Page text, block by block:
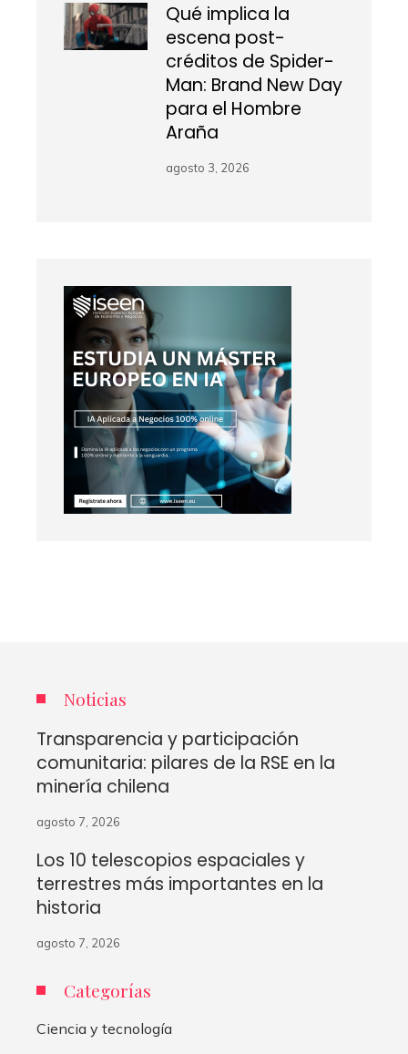
Qué implica la
escena post-
créditos de Spider-
Man: Brand New Day
para el Hombre
Araña
agosto 3, 2026
Noticias
Transparencia y participación
comunitaria: pilares de la RSE en la
minería chilena
agosto 7, 2026
Los 10 telescopios espaciales y
terrestres más importantes en la
historia
agosto 7, 2026
Categorías
Ciencia y tecnología